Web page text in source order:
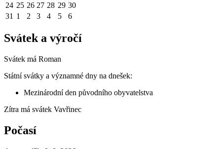
24 25 26 27 28 29 30
31 1 2 3 4 5 6
Svátek a výročí
Svátek má Roman
Státní svátky a významné dny na dnešek:
Mezinárodní den původního obyvatelstva
Zítra má svátek Vavřinec
Počasí